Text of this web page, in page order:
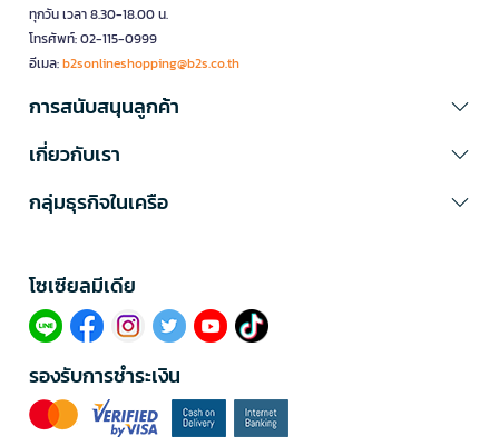
ทุกวัน เวลา 8.30-18.00 น.
โทรศัพท์: 02-115-0999
อีเมล:b2sonlineshopping@b2s.co.th
การสนับสนุนลูกค้า
เกี่ยวกับเรา
กลุ่มธุรกิจในเครือ
โซเซียลมีเดีย​
รองรับการชำระเงิน